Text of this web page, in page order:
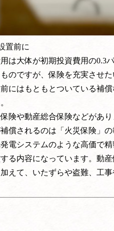
置前に
は大体が初期投資費用の0.3
のですが、保険を充実させ
にはもともとついている補
険や動産総合保険などがあ
償されるのは「火災保険」の
電システムのような高価で
る内容になっています。動
えて、いたずらや盗難、工